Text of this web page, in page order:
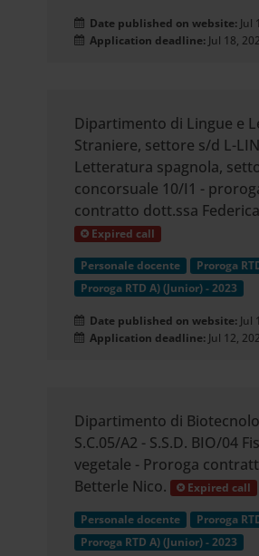
Date published on website: Jul
Application deadline: Jul 18,
Dipartimento di Lingue e
Straniere, settore s/d L-
Letteratura spagnola,
concorsuale 10/I1 -
contratto dott.ssa
Expired call
Personale docente
Proroga
Proroga RTD A) (Junior) - 2023
Date published on website: Jul
Application deadline: Jul 12,
Dipartimento di
S.C.05/A2 - S.S.D. BIO/04
vegetale - Proroga
Betterle Nico.
Expired call
Personale docente
Proroga
Proroga RTD A) (Junior) - 2023